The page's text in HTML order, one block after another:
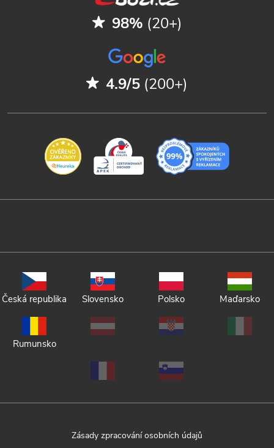
98% (20+)
4.9/5 (200+)
Česká republika Slovensko Polsko Maďarsko
Rumunsko
Zásady zpracování osobních údajů